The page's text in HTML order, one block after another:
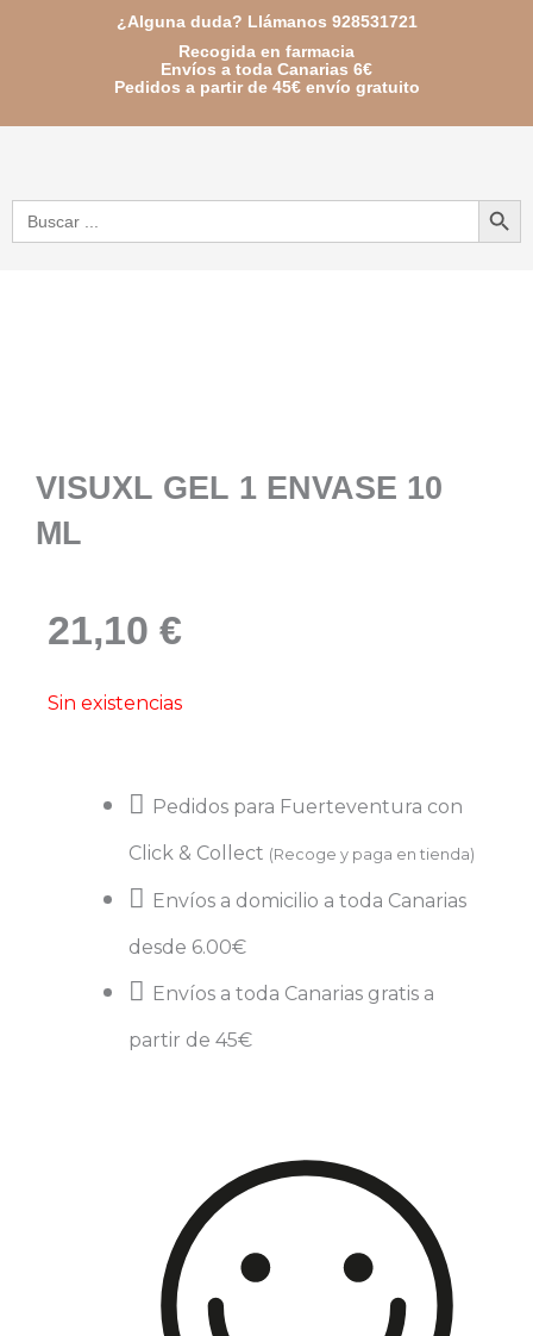
¿Alguna duda? Llámanos 928531721
Recogida en farmacia
Envíos a toda Canarias 6€
Pedidos a partir de 45€ envío gratuito
Buscar: Botón de
VISUXL GEL 1 ENVASE 10
ML
21,10 €
Sin existencias
Pedidos para Fuerteventura con
Click & Collect (Recoge y paga en tienda)
Envíos a domicilio a toda Canarias
desde 6.00€
Envíos a toda Canarias gratis a
partir de 45€